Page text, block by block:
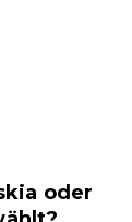
oder